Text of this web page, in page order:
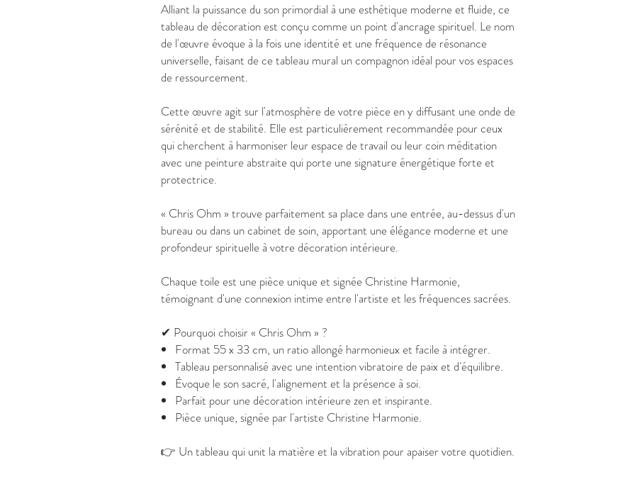
Alliant la puissance du son primordial à une esthétique moderne et fluide, ce
tableau de décoration est conçu comme un point d'ancrage spirituel. Le nom
de l'œuvre évoque à la fois une identité et une fréquence de résonance
universelle, faisant de ce tableau mural un compagnon idéal pour vos espaces
de ressourcement.
Cette œuvre agit sur l'atmosphère de votre pièce en y diffusant une onde de
sérénité et de stabilité. Elle est particulièrement recommandée pour ceux
qui cherchent à harmoniser leur espace de travail ou leur coin méditation
avec une peinture abstraite qui porte une signature énergétique forte et
protectrice.
« Chris Ohm » trouve parfaitement sa place dans une entrée, au-dessus d'un
bureau ou dans un cabinet de soin, apportant une élégance moderne et une
profondeur spirituelle à votre décoration intérieure.
Chaque toile est une pièce unique et signée Christine Harmonie,
témoignant d'une connexion intime entre l'artiste et les fréquences sacrées.
✔ Pourquoi choisir « Chris Ohm » ?
Format 55 x 33 cm, un ratio allongé harmonieux et facile à intégrer.
Tableau personnalisé avec une intention vibratoire de paix et d'équilibre.
Évoque le son sacré, l'alignement et la présence à soi.
Parfait pour une décoration intérieure zen et inspirante.
Pièce unique, signée par l'artiste Christine Harmonie.
👉 Un tableau qui unit la matière et la vibration pour apaiser votre quotidien.